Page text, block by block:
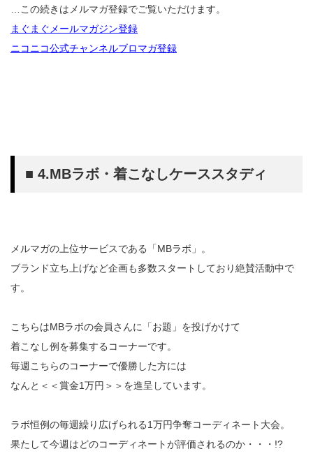
…この続きはメルマガ登録でご覧いただけます。
まぐまぐメールマガジン登録
ニコニコ公式チャンネルブロマガ登録
■ 4.MBラボ・着こなしケーススタディ
メルマガの上位サービスである「MBラボ」。
ブランド立ち上げなど企画も多数スタートしており絶賛活動中で
す。
こちらはMBラボの会員さんに「お題」を投げかけて
着こなし例を募集するコーナーです。
毎週こちらのコーナーで優勝した方には
なんと＜＜賞金1万円＞＞を進呈しています。
ラボ恒例の毎週繰り広げられる1万円争奪コーディネート大会。
果たして今週はどのコーディネートが評価されるのか・・・!?